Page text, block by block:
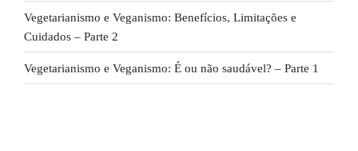
Vegetarianismo e Veganismo: Benefícios, Limitações e
Cuidados – Parte 2
Vegetarianismo e Veganismo: É ou não saudável? – Parte 1